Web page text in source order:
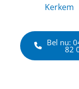
Kerkem
Bel nu:
82